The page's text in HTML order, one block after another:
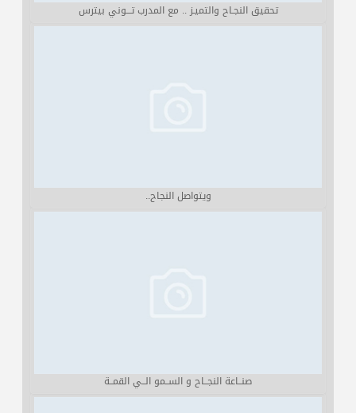
تحقيق النجـاح والتميـز .. مع المدرب تـــوني بيترس
ويتواصل النجاح..
صنــاعة النجــاح و الســمو الــي القمــة